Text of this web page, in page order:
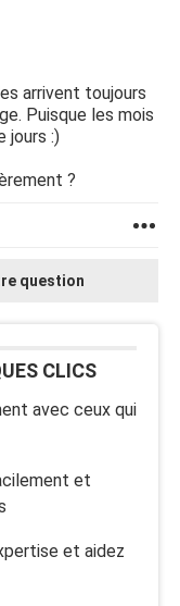
arrivent toujours
Puisque les mois
jours :)
?
question
CLICS
avec ceux qui
et
et aidez